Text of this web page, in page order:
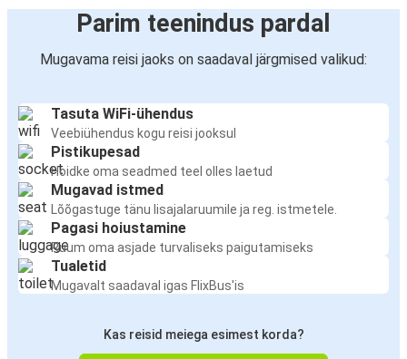
Parim teenindus pardal
Mugavama reisi jaoks on saadaval järgmised valikud:
Tasuta WiFi-ühendus
Veebiühendus kogu reisi jooksul
Pistikupesad
Hoidke oma seadmed teel olles laetud
Mugavad istmed
Lõõgastuge tänu lisajalaruumile ja reg. istmetele.
Pagasi hoiustamine
Ruum oma asjade turvaliseks paigutamiseks
Tualetid
Mugavalt saadaval igas FlixBus'is
Kas reisid meiega esimest korda?